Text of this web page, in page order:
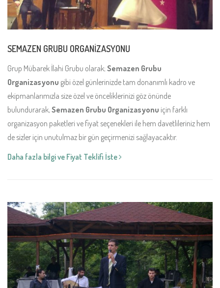
SEMAZEN GRUBU ORGANİZASYONU
Grup Mübarek İlahi Grubu olarak; Semazen Grubu
Organizasyonu gibi özel günlerinizde tam donanımlı kadro ve
ekipmanlarımızla size özel ve önceliklerinizi göz önünde
bulundurarak, Semazen Grubu Organizasyonu için farklı
organizasyon paketleri ve fiyat seçenekleri ile hem davetlileriniz hem
de sizler için unutulmaz bir gün geçirmenizi sağlayacaktır.
Daha fazla bilgi ve Fiyat Teklifi İste